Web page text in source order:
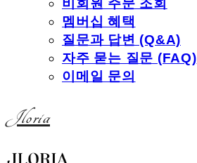
비회원 주문 조회
멤버십 혜택
질문과 답변 (Q&A)
자주 묻는 질문 (FAQ)
이메일 문의
Jloria